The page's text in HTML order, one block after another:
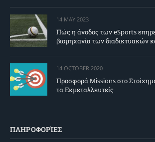
14 MAY 2023
Πώς η άνοδος των eSports
βιομηχανία των διαδικτυακών
14 OCTOBER 2020
Προσφορά Missions στο
τα Εκμεταλλευτείς
ΠΛΗΡΟΦΟΡΊΕΣ